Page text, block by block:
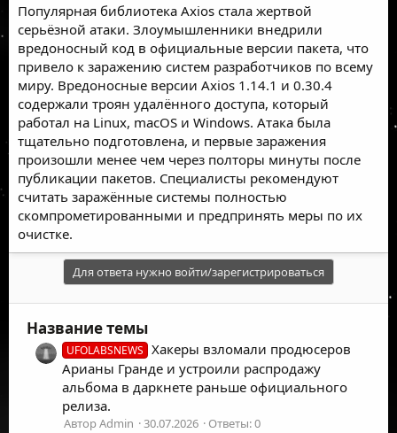
Популярная библиотека Axios стала жертвой
серьёзной атаки. Злоумышленники внедрили
вредоносный код в официальные версии пакета, что
привело к заражению систем разработчиков по всему
миру. Вредоносные версии Axios 1.14.1 и 0.30.4
содержали троян удалённого доступа, который
работал на Linux, macOS и Windows. Атака была
тщательно подготовлена, и первые заражения
произошли менее чем через полторы минуты после
публикации пакетов. Специалисты рекомендуют
считать заражённые системы полностью
скомпрометированными и предпринять меры по их
очистке.
Для ответа нужно войти/зарегистрироваться
Название темы
UFOLABSNEWS
Хакеры взломали продюсеров
Арианы Гранде и устроили распродажу
альбома в даркнете раньше официального
релиза.
Автор Admin 30.07.2026
Ответы: 0